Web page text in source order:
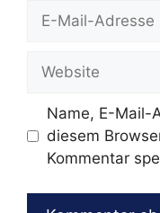
Website
Name, E-Mail-
diesem
Kommentar